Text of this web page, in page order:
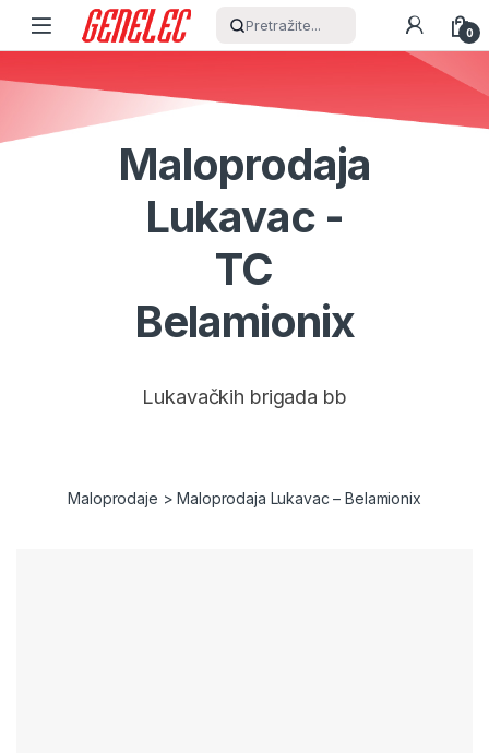
Skip to navigation
Skip to content
Pretražite... 0
Maloprodaja
Lukavac -
TC
Belamionix
Lukavačkih brigada bb
Maloprodaje >Maloprodaja Lukavac – Belamionix